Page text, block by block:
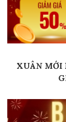
XUÂN MỚI